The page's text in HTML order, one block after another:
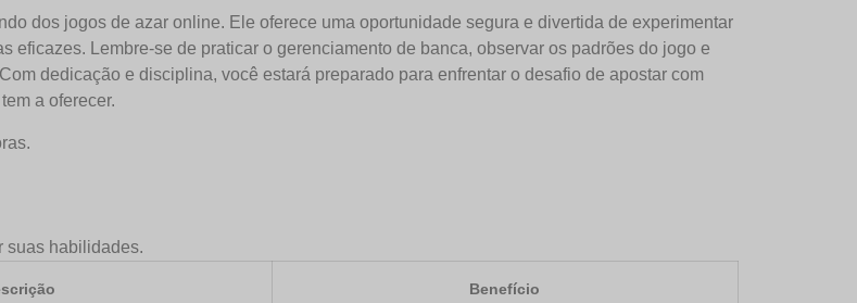
dos jogos de azar online. Ele oferece uma oportunidade segura e divertida de experimentar
eficazes. Lembre-se de praticar o gerenciamento de banca, observar os padrões do jogo e
dedicação e disciplina, você estará preparado para enfrentar o desafio de apostar com
a oferecer.
suas habilidades.
Benefício